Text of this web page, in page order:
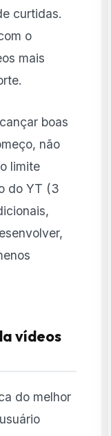
curtidas.
o
mais
boas
não
limite
do YT (3
vídeos
do melhor